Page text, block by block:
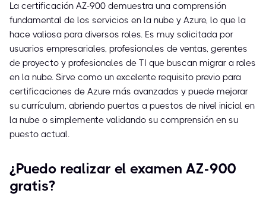
La certificación AZ-900 demuestra una comprensión
fundamental de los servicios en la nube y Azure, lo que la
hace valiosa para diversos roles. Es muy solicitada por
usuarios empresariales, profesionales de ventas, gerentes
de proyecto y profesionales de TI que buscan migrar a roles
en la nube. Sirve como un excelente requisito previo para
certificaciones de Azure más avanzadas y puede mejorar
su currículum, abriendo puertas a puestos de nivel inicial en
la nube o simplemente validando su comprensión en su
puesto actual.
¿Puedo realizar el examen AZ-900
gratis?